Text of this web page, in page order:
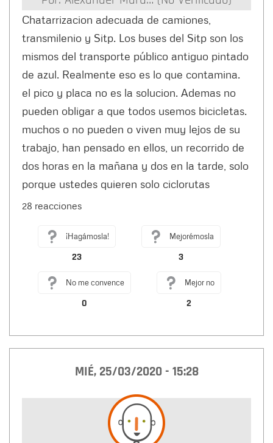
Chatarrizacion adecuada de camiones,
transmilenio y Sitp. Los buses del Sitp son los
mismos del transporte público antiguo pintado
de azul. Realmente eso es lo que contamina.
el pico y placa no es la solucion. Ademas no
pueden obligar a que todos usemos bicicletas.
muchos o no pueden o viven muy lejos de su
trabajo, han pensado en ellos, un recorrido de
dos horas en la mañana y dos en la tarde, solo
porque ustedes quieren solo ciclorutas
28 reacciones
¡Hagámosla!
23
Mejorémosla
3
No me convence
0
Mejor no
2
MIÉ, 25/03/2020 - 15:28